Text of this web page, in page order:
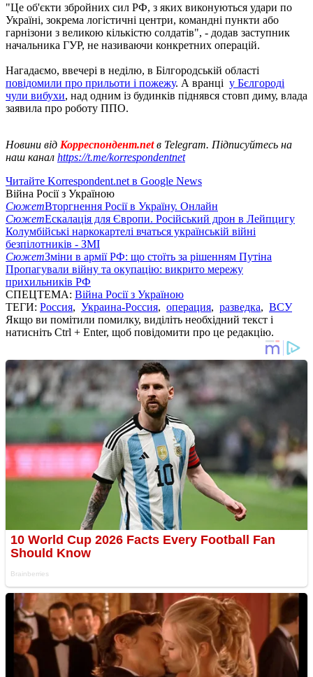
"Це об'єкти збройних сил РФ, з яких виконуються удари по
Україні, зокрема логістичні центри, командні пункти або
гарнізони з великою кількістю солдатів", - додав заступник
начальника ГУР, не називаючи конкретних операцій.
Нагадаємо, ввечері в неділю, в Білгородській області
повідомили про прильоти і пожежу. А вранці у Бєлгороді
чули вибухи, над одним із будинків піднявся стовп диму, влада
заявила про роботу ППО.
Новини від Корреспондент.netв Telegram. Підписуйтесь на
наш канал https://t.me/korrespondentnet
Читайте Korrespondent.net в Google News
Війна Росії з Україною
СюжетВторгнення Росії в Україну. Онлайн
СюжетЕскалація для Європи. Російський дрон в Лейпцигу
Колумбійські наркокартелі вчаться українській війні
безпілотників - ЗМІ
СюжетЗміни в армії РФ: що стоїть за рішенням Путіна
Пропагували війну та окупацію: викрито мережу
прихильників РФ
СПЕЦТЕМА: Війна Росії з Україною
ТЕГИ: Россия, Украина-Россия, операция, разведка, ВСУ
Якщо ви помітили помилку, виділіть необхідний текст і
натисніть Ctrl + Enter, щоб повідомити про це редакцію.